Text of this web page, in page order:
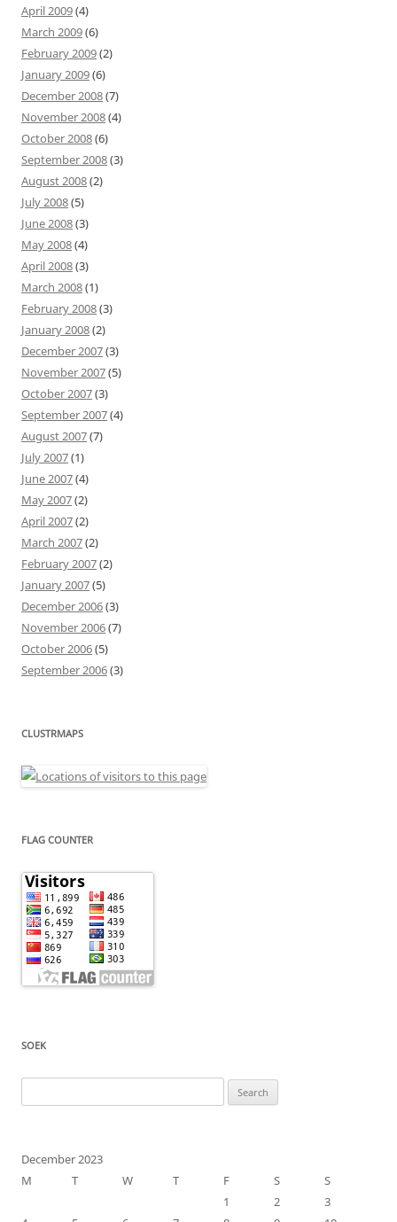
April 2009(4)
March 2009(6)
February 2009(2)
January 2009(6)
December 2008(7)
November 2008(4)
October 2008(6)
September 2008(3)
August 2008(2)
July 2008(5)
June 2008(3)
May 2008(4)
April 2008(3)
March 2008(1)
February 2008(3)
January 2008(2)
December 2007(3)
November 2007(5)
October 2007(3)
September 2007(4)
August 2007(7)
July 2007(1)
June 2007(4)
May 2007(2)
April 2007(2)
March 2007(2)
February 2007(2)
January 2007(5)
December 2006(3)
November 2006(7)
October 2006(5)
September 2006(3)
CLUSTRMAPS
FLAG COUNTER
SOEK
for:
December 2023
M
T W T F S
S
1
2
3